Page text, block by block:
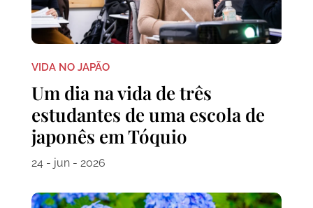
VIDA NO JAPÃO
Um dia na vida de três
estudantes de uma escola de
japonês em Tóquio
24 - jun - 2026